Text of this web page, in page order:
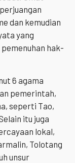
dan kemudian
yang
hak-
6 agama
pemerintah,
seperti Tao,
itu juga
lokal,
Tolotang
unsur